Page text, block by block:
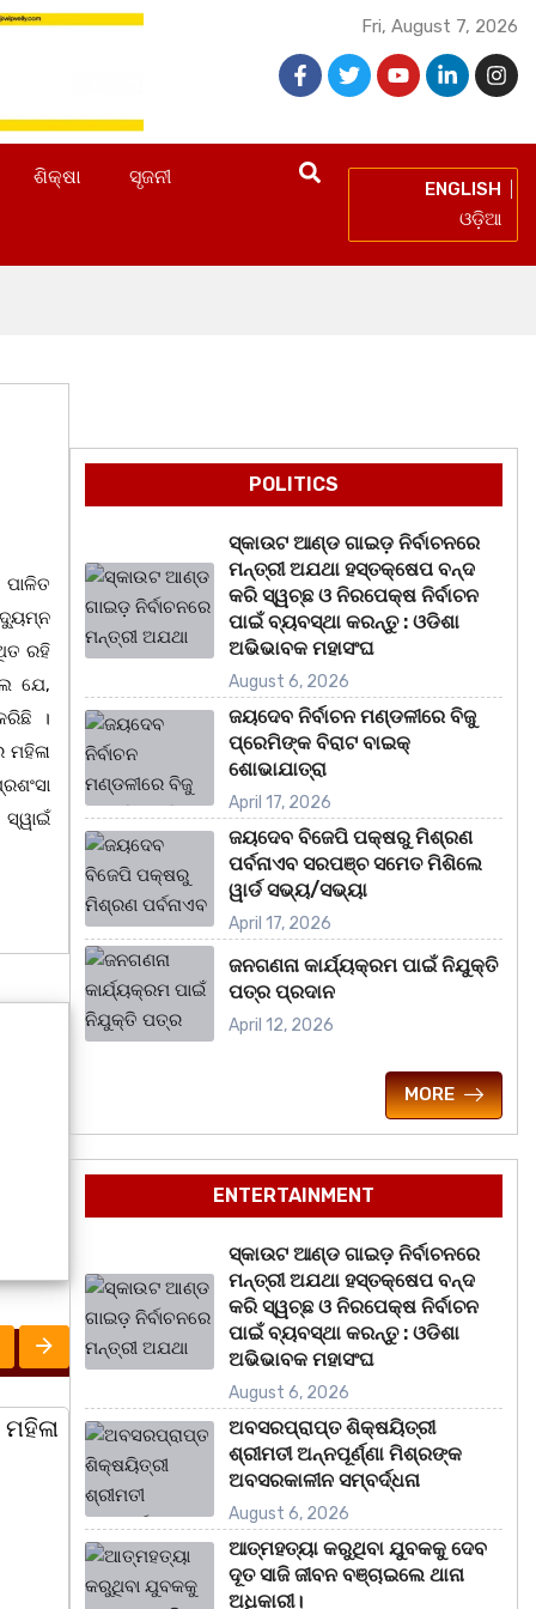
Fri, August 7, 2026
ଶିକ୍ଷା ସୃଜନୀ
ENGLISH
ଓଡ଼ିଆ
ରହି
ଯେ,
।
ମହିଳା
ସ୍ୱାଇଁ
ରାଜ୍ୟ
POLITICS
ସ୍କାଉଟ ଆଣ୍ଡ ଗାଇଡ଼ ନିର୍ବାଚନରେ
ମନ୍ତ୍ରୀ ଅଯଥା ହସ୍ତକ୍ଷେପ ବନ୍ଦ
କରି ସ୍ୱଚ୍ଛ ଓ ନିରପେକ୍ଷ ନିର୍ବାଚନ
ପାଇଁ ବ୍ୟବସ୍ଥା କରନ୍ତୁ : ଓଡିଶା
ଅଭିଭାବକ ମହାସଂଘ
August 6, 2026
ଜୟଦେବ ନିର୍ବାଚନ ମଣ୍ଡଳୀରେ ବିଜୁ
ପ୍ରେମିଙ୍କ ବିରାଟ ବାଇକ୍
ଶୋଭାଯାତ୍ରା
April 17, 2026
ଜୟଦେବ ବିଜେପି ପକ୍ଷରୁ ମିଶ୍ରଣ
ପର୍ବନାଏବ ସରପଞ୍ଚ ସମେତ ମିଶିଲେ
ୱାର୍ଡ ସଭ୍ୟ/ସଭ୍ୟା
April 17, 2026
ଜନଗଣନା କାର୍ଯ୍ୟକ୍ରମ ପାଇଁ ନିଯୁକ୍ତି
ପତ୍ର ପ୍ରଦାନ
April 12, 2026
MORE
ENTERTAINMENT
ସ୍କାଉଟ ଆଣ୍ଡ ଗାଇଡ଼ ନିର୍ବାଚନରେ
ମନ୍ତ୍ରୀ ଅଯଥା ହସ୍ତକ୍ଷେପ ବନ୍ଦ
କରି ସ୍ୱଚ୍ଛ ଓ ନିରପେକ୍ଷ ନିର୍ବାଚନ
ପାଇଁ ବ୍ୟବସ୍ଥା କରନ୍ତୁ : ଓଡିଶା
ଅଭିଭାବକ ମହାସଂଘ
August 6, 2026
ଅବସରପ୍ରାପ୍ତ ଶିକ୍ଷୟିତ୍ରୀ
ଶ୍ରୀମତୀ ଅନ୍ନପୂର୍ଣ୍ଣା ମିଶ୍ରଙ୍କ
ଅବସରକାଳୀନ ସମ୍ବର୍ଦ୍ଧନା
August 6, 2026
ଆତ୍ମହତ୍ୟା କରୁଥିବା ଯୁବକକୁ ଦେବ
ଦୂତ ସାଜି ଜୀବନ ବଞ୍ଚାଇଲେ ଥାନା
ଅଧିକାରୀ।